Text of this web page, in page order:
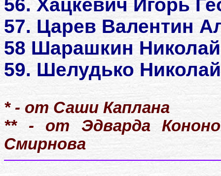
56. Хацкевич Игорь
57. Царев Валентин
58 Шарашкин
59. Шелудько
* - от Саши Каплана
** - от Эдварда
Смирнова